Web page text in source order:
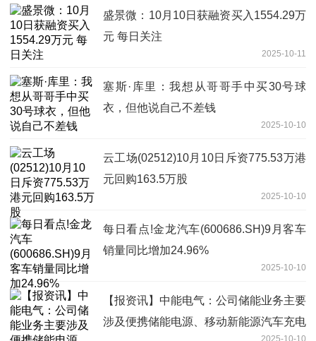
盛景微：10月10日获融资买入1554.29万
元 每日关注
2025-10-11
塞斯·库里：我想从哥哥手中买30号球
衣，但他说自己不差钱
2025-10-10
云工场(02512)10月10日斥资775.53万港
元回购163.5万股
2025-10-10
每日看点!金龙汽车(600686.SH)9月客车
销量同比增加24.96%
2025-10-10
【报资讯】中能电气：公司储能业务主要
涉及便携储能电源、移动新能源汽车充电
2025-10-10